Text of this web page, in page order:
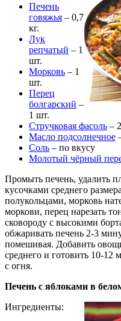
Печень
говяжья – 0,7
кг.
Лук
репчатый – 1
шт.
Морковь – 1
шт.
Перец
болгарский –
1 шт.
Стручковая фасоль –
Масло подсолнечное
Соль – по вкусу
Молотый чёрный
Промыть печень, удалить
кусочками среднего
полукольцами, морковь
моркови, перец нарезать
сковороду с высокими
обжаривать печень 2-3
помешивая. Добавить
среднего и готовить 10-12
с огня.
Печень с яблоками в
Ингредиенты: